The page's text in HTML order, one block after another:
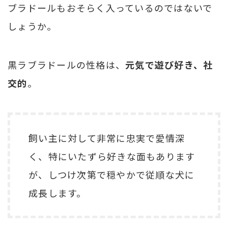
ブラドールもおそらく入っているのではないで
しょうか。
黒ラブラドールの性格は、 元気で遊び好き、社
交的。
飼い主に対して非常に忠実で愛情深
く、特にいたずら好きな面もあります
が、しつけ次第で穏やかで従順な犬に
成長します。